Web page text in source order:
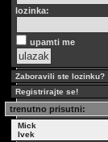
lozinka:
upamti me
Zaboravili ste lozinku?
Registrirajte se!
trenutno prisutni:
Mick
Ivek